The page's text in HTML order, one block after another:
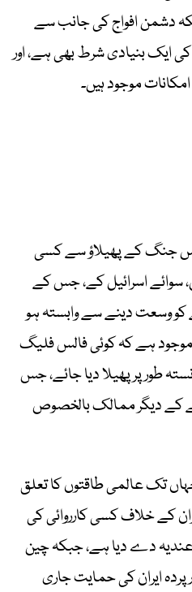
دشمن افواج کی جانب سے
کی ایک بنیادی شرط بھی ہے، اور
موجود ہیں۔
اس جنگ کے پھیلاؤ سے کسی
سوائے اسرائیل کے، جس کے
وسعت دینے سے وابستہ ہو
ہے کہ کوئی فالس فلیگ
طور پر پھیلا دیا جائے، جس
کے دیگر ممالک بالخصوص
تک عالمی طاقتوں کا تعلق
کے خلاف کسی کارروائی کی
دے دیا ہے، جبکہ چین
ایران کی حمایت جاری